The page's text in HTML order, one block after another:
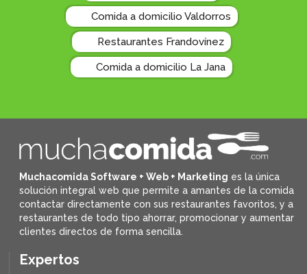
Comida a domicilio Valdorros
Restaurantes Frandovínez
Comida a domicilio La Jana
Muchacomida Software + Web + Marketing es la única
solución integral web que permite a amantes de la comida
contactar directamente con sus restaurantes favoritos, ya
restaurantes de todo tipo ahorrar, promocionar y aumentar
clientes directos de forma sencilla.
Expertos